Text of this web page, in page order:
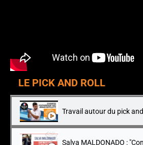
LE PICK AND ROLL